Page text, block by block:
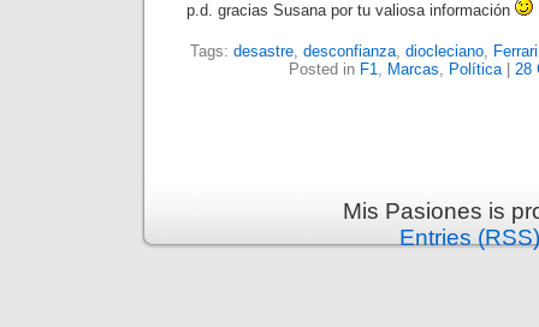
p.d. gracias Susana por tu valiosa información
Tags: desastre, desconfianza, diocleciano, Ferrari
Posted in F1, Marcas, Política| 28
Mis Pasiones is
Entries (RSS)